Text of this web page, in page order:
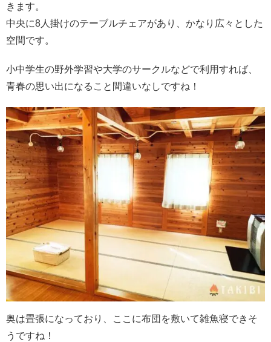
きます。
中央に8人掛けのテーブルチェアがあり、かなり広々とした
空間です。
小中学生の野外学習や大学のサークルなどで利用すれば、
青春の思い出になること間違いなしですね！
奥は畳張になっており、ここに布団を敷いて雑魚寝できそ
うですね！